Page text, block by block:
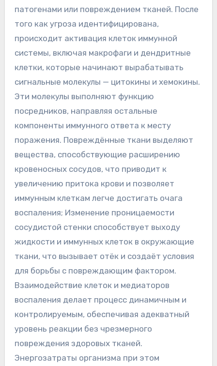
патогенами или повреждением тканей. После
того как угроза идентифицирована,
происходит активация клеток иммунной
системы, включая макрофаги и дендритные
клетки, которые начинают вырабатывать
сигнальные молекулы — цитокины и хемокины.
Эти молекулы выполняют функцию
посредников, направляя остальные
компоненты иммунного ответа к месту
поражения. Повреждённые ткани выделяют
вещества, способствующие расширению
кровеносных сосудов, что приводит к
увеличению притока крови и позволяет
иммунным клеткам легче достигать очага
воспаления; Изменение проницаемости
сосудистой стенки способствует выходу
жидкости и иммунных клеток в окружающие
ткани, что вызывает отёк и создаёт условия
для борьбы с повреждающим фактором.
Взаимодействие клеток и медиаторов
воспаления делает процесс динамичным и
контролируемым, обеспечивая адекватный
уровень реакции без чрезмерного
повреждения здоровых тканей.
Энергозатраты организма при этом